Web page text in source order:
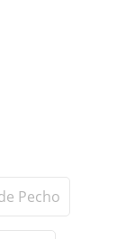
Pecho